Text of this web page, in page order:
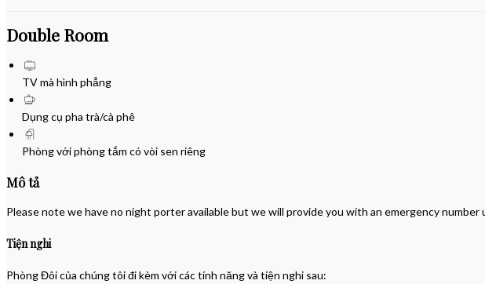
Double Room
TV mà hình phẳng
Dụng cụ pha trà/cà phê
Phòng với phòng tắm có vòi sen riêng
Mô tả
Please note we have no night porter available but we will provide you with an emergency number
Tiện nghi
Phòng Đôi của chúng tôi đi kèm với các tính năng và tiện nghi sau: